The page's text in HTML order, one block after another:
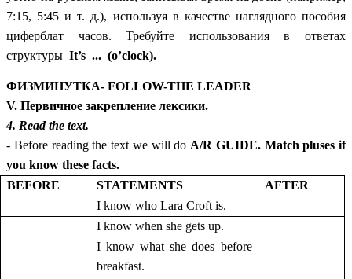
7:15, 5:45 и т. д.), используя в качестве наглядного пособия
циферблат часов. Требуйте использования в ответах
структуры It’s ... (o’clock).
ФИЗМИНУТКА- FOLLOW-THE LEADER
V. Первичное закрепление лексики.
4. Read the text.
- Before reading the text we will do A/R GUIDE. Match pluses if
you know these facts.
BEFORE
STATEMENTS
AFTER
I know who Lara Croft is.
I know when she gets up.
I know what she does before
breakfast.